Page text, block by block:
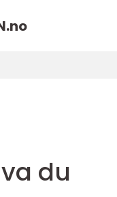
no
du